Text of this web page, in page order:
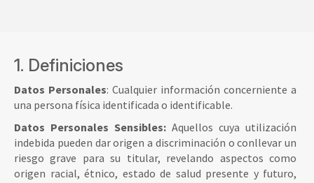
1. Definiciones
Datos Personales: Cualquier información concerniente a
una persona física identificada o identificable.
Datos Personales Sensibles: Aquellos cuya utilización
indebida pueden dar origen a discriminación o conllevar un
riesgo grave para su titular, revelando aspectos como
origen racial, étnico, estado de salud presente y futuro,